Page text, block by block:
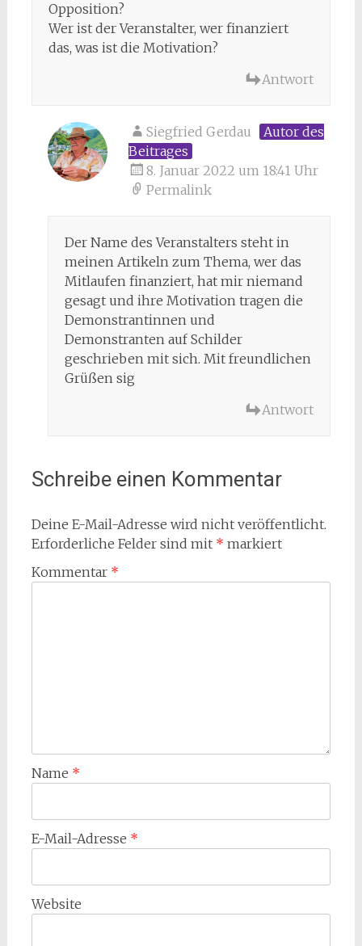
Opposition?
Wer ist der Veranstalter, wer finanziert
das, was ist die Motivation?
Antwort
Siegfried Gerdau
Autor des
Beitrages
8. Januar 2022 um 18:41 Uhr
Permalink
Der Name des Veranstalters steht in
meinen Artikeln zum Thema, wer das
Mitlaufen finanziert, hat mir niemand
gesagt und ihre Motivation tragen die
Demonstrantinnen und
Demonstranten auf Schilder
geschrieben mit sich. Mit freundlichen
Grüßen sig
Antwort
Schreibe einen Kommentar
Deine E-Mail-Adresse wird nicht veröffentlicht.
Erforderliche Felder sind mit * markiert
Kommentar *
Name *
E-Mail-Adresse *
Website